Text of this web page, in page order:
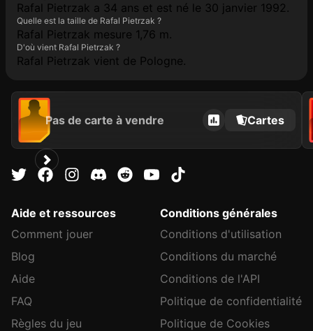
Rafal Pietrzak a 34 ans et est né le 30 janvier 1992.
Quelle est la taille de Rafal Pietrzak ?
Rafal Pietrzak mesure 1,76 m.
D'où vient Rafal Pietrzak ?
Rafal Pietrzak vient de Pologne.
Pas de carte à vendre Cartes
Aide et ressources
Comment jouer
Blog
Aide
FAQ
Règles du jeu
Conditions générales
Conditions d'utilisation
Conditions du marché
Conditions de l'API
Politique de confidentialité
Politique de Cookies